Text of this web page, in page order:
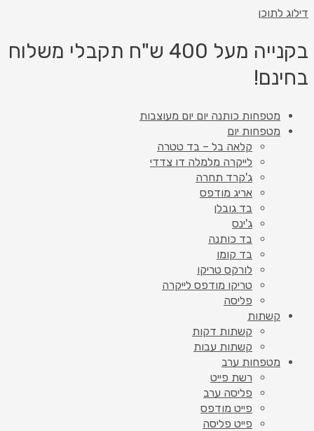
דילוג לתוכן
בקנייה מעל 400 ש"ח תקבלי משלוח
בחינם!
מטפחות כותנה יום יום מעוצבות
מטפחות יום
קלאה בל – בד טטרה
לייקרה מלמלה דו צדדי
ג'קרד תחרה
אריג מודפס
בד גובלן
ג'ינס
בד כותנה
בד קומו
לורקס טריקו
טריקו מודפס לייקרה
פליסה
קשתות
קשתות דקות
קשתות עבות
מטפחות ערב
רשת פייט
פליסה ערב
פייט מודפס
פייט פליסה